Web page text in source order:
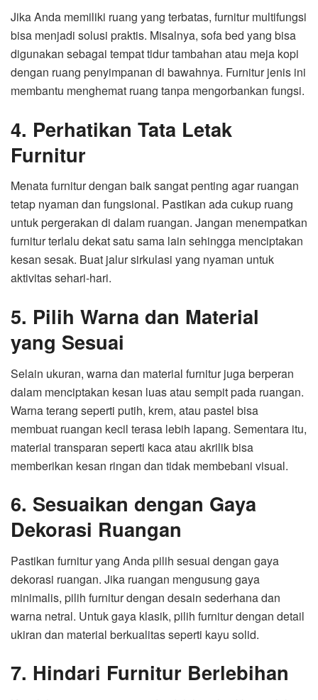
Jika Anda memiliki ruang yang terbatas, furnitur multifungsi
bisa menjadi solusi praktis. Misalnya, sofa bed yang bisa
digunakan sebagai tempat tidur tambahan atau meja kopi
dengan ruang penyimpanan di bawahnya. Furnitur jenis ini
membantu menghemat ruang tanpa mengorbankan fungsi.
4. Perhatikan Tata Letak
Furnitur
Menata furnitur dengan baik sangat penting agar ruangan
tetap nyaman dan fungsional. Pastikan ada cukup ruang
untuk pergerakan di dalam ruangan. Jangan menempatkan
furnitur terlalu dekat satu sama lain sehingga menciptakan
kesan sesak. Buat jalur sirkulasi yang nyaman untuk
aktivitas sehari-hari.
5. Pilih Warna dan Material
yang Sesuai
Selain ukuran, warna dan material furnitur juga berperan
dalam menciptakan kesan luas atau sempit pada ruangan.
Warna terang seperti putih, krem, atau pastel bisa
membuat ruangan kecil terasa lebih lapang. Sementara itu,
material transparan seperti kaca atau akrilik bisa
memberikan kesan ringan dan tidak membebani visual.
6. Sesuaikan dengan Gaya
Dekorasi Ruangan
Pastikan furnitur yang Anda pilih sesuai dengan gaya
dekorasi ruangan. Jika ruangan mengusung gaya
minimalis, pilih furnitur dengan desain sederhana dan
warna netral. Untuk gaya klasik, pilih furnitur dengan detail
ukiran dan material berkualitas seperti kayu solid.
7. Hindari Furnitur Berlebihan